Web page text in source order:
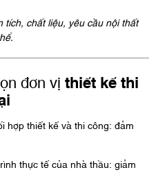
tích, chất liệu, yêu cầu nội thất
đơn vị thiết kế thi
hợp thiết kế và thi công: đảm
thực tế của nhà thầu: giảm